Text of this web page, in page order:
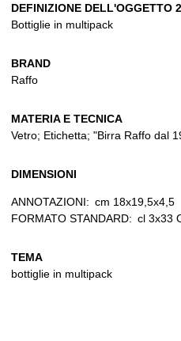
DEFINIZIONE DELL'OGGETTO 2
Bottiglie in multipack
BRAND
Raffo
MATERIA E TECNICA
Vetro; Etichetta; "Birra Raffo dal
DIMENSIONI
ANNOTAZIONI: cm 18x19,5x4,5
FORMATO STANDARD: cl 3x33
TEMA
bottiglie in multipack